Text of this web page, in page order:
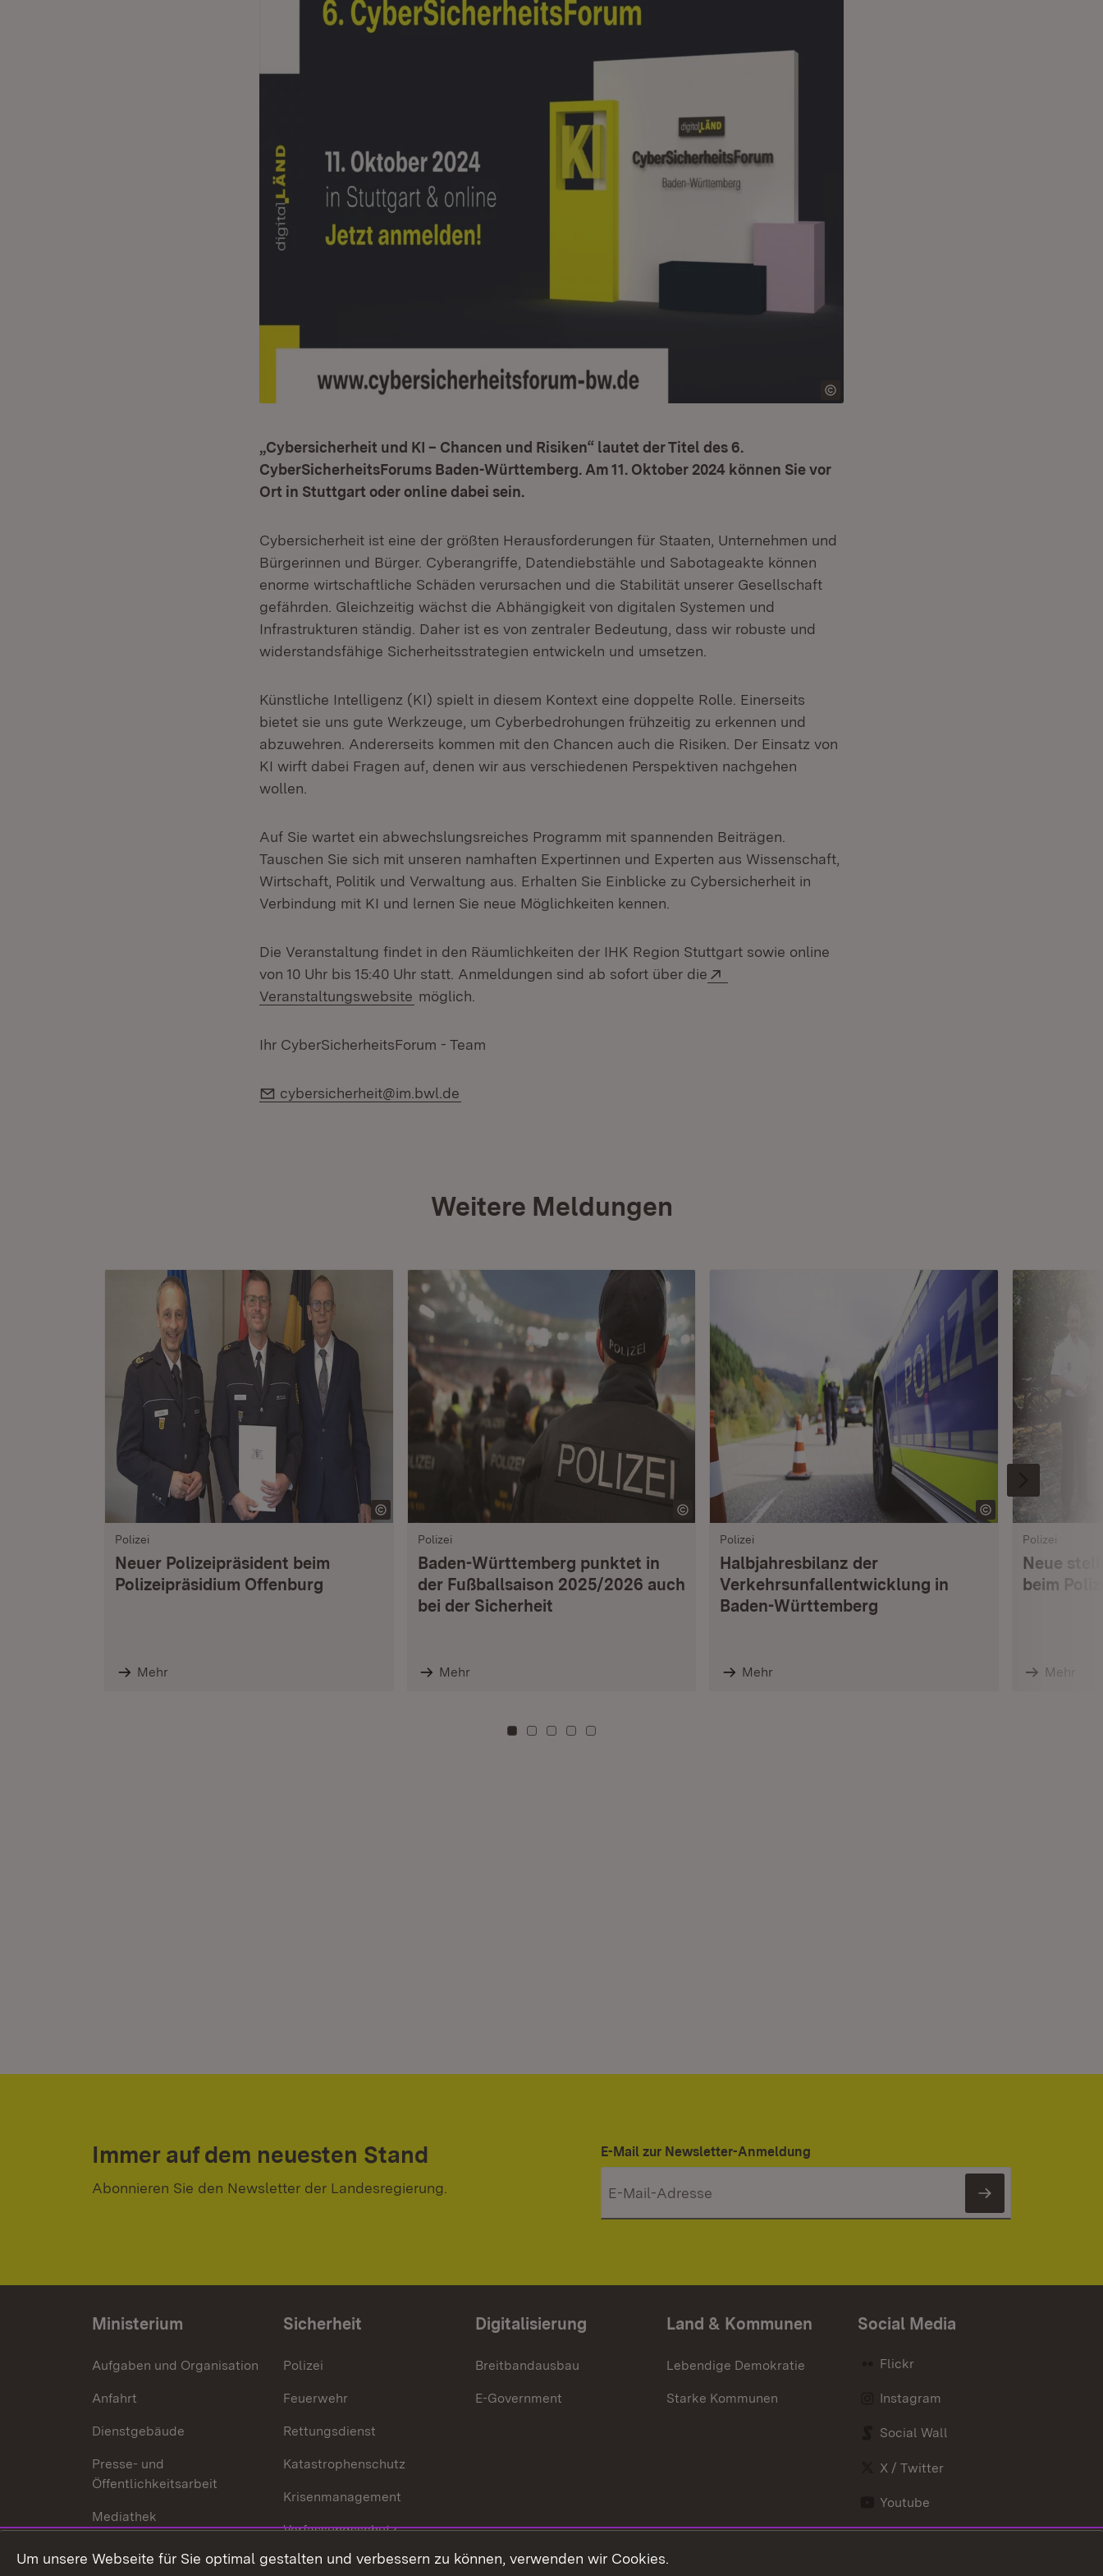
„Cybersicherheit und KI – Chancen und Risiken“ lautet der Titel des 6.
CyberSicherheitsForums Baden-Württemberg. Am 11. Oktober 2024 können Sie vor
Ort in Stuttgart oder online dabei sein.
Cybersicherheit ist eine der größten Herausforderungen für Staaten, Unternehmen und
Bürgerinnen und Bürger. Cyberangriffe, Datendiebstähle und Sabotageakte können
enorme wirtschaftliche Schäden verursachen und die Stabilität unserer Gesellschaft
gefährden. Gleichzeitig wächst die Abhängigkeit von digitalen Systemen und
Infrastrukturen ständig. Daher ist es von zentraler Bedeutung, dass wir robuste und
widerstandsfähige Sicherheitsstrategien entwickeln und umsetzen.
Künstliche Intelligenz (KI) spielt in diesem Kontext eine doppelte Rolle. Einerseits
bietet sie uns gute Werkzeuge, um Cyberbedrohungen frühzeitig zu erkennen und
abzuwehren. Andererseits kommen mit den Chancen auch die Risiken. Der Einsatz von
KI wirft dabei Fragen auf, denen wir aus verschiedenen Perspektiven nachgehen
wollen.
Auf Sie wartet ein abwechslungsreiches Programm mit spannenden Beiträgen.
Tauschen Sie sich mit unseren namhaften Expertinnen und Experten aus Wissenschaft,
Wirtschaft, Politik und Verwaltung aus. Erhalten Sie Einblicke zu Cybersicherheit in
Verbindung mit KI und lernen Sie neue Möglichkeiten kennen.
Die Veranstaltung findet in den Räumlichkeiten der IHK Region Stuttgart sowie online
von 10 Uhr bis 15:40 Uhr statt. Anmeldungen sind ab sofort über die
Veranstaltungswebsite (Öffnet in neuem Fenster)
möglich.
Ihr CyberSicherheitsForum - Team
E-Mail:
cybersicherheit@im.bwl.de
Weitere Meldungen
Polizei
Neuer Polizeipräsident beim
Polizeipräsidium Offenburg
Mehr
Polizei
Baden-Württemberg punktet in
der Fußballsaison 2025/2026 auch
bei der Sicherheit
Mehr
Polizei
Halbjahresbilanz der
Verkehrsunfallentwicklung in
Baden-Württemberg
Mehr
Polizei
Neue
beim
Mehr
Zu Kachel: 0
Zu Kachel: 3
Zu Kachel: 6
Zu Kachel: 9
Zu Kachel: 12
Immer auf dem neuesten Stand
Abonnieren Sie den Newsletter der Landesregierung.
E-Mail zur Newsletter-Anmeldung
Newsletter
Ministerium
Aufgaben und Organisation
Anfahrt
Dienstgebäude
Presse- und
Öffentlichkeitsarbeit
Mediathek
Publikationen
Sicherheit
Polizei
Feuerwehr
Rettungsdienst
Katastrophenschutz
Krisenmanagement
Verfassungsschutz
Datenschutz
Digitalisierung
Breitbandausbau
E-Government
Land & Kommunen
Lebendige Demokratie
Starke Kommunen
Social Media
Flickr
Instagram
Social Wall
X / Twitter
Youtube
Um unsere Webseite für Sie optimal gestalten und verbessern zu können, verwenden wir Cookies.